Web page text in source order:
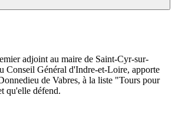
adjoint au maire de Saint-Cyr-sur-
Conseil Général d'Indre-et-Loire, apporte
de Vabres, à la liste "Tours pour
qu'elle défend.